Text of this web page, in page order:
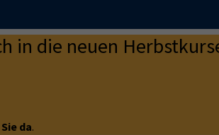
in die neuen
da.